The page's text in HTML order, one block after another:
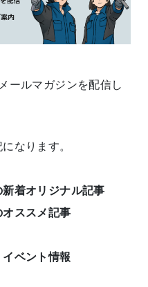
ールマガジンを配信し
なります。
着オリジナル記事
オススメ記事
ベント情報